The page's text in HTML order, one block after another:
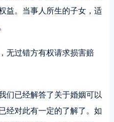
益。当事人所生的子女，适
无过错方有权请求损害赔
们已经解答了关于婚姻可以
经对此有一定的了解了。如